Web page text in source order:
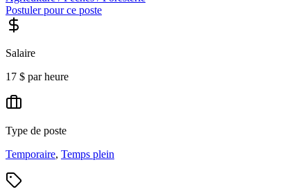
Postuler pour ce poste
Salaire
17 $ par heure
Type de poste
Temporaire, Temps plein